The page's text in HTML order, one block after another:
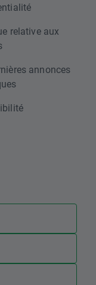
relative aux
annonces